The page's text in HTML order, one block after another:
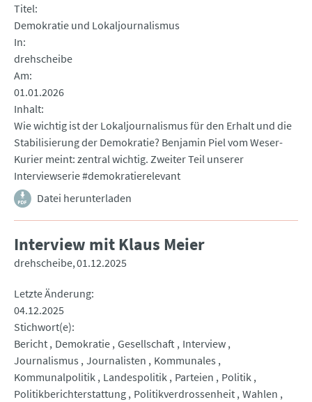
Titel
Demokratie und Lokaljournalismus
In
drehscheibe
Am
01.01.2026
Inhalt
Wie wichtig ist der Lokaljournalismus für den Erhalt und die
Stabilisierung der Demokratie? Benjamin Piel vom Weser-
Kurier meint: zentral wichtig. Zweiter Teil unserer
Interviewserie #demokratierelevant
Datei herunterladen
Interview mit Klaus Meier
drehscheibe 01.12.2025
Letzte Änderung
04.12.2025
Stichwort(e)
Bericht Demokratie Gesellschaft Interview
Journalismus Journalisten
Kommunales
Kommunalpolitik Landespolitik Parteien
Politik
Politikberichterstattung Politikverdrossenheit Wahlen